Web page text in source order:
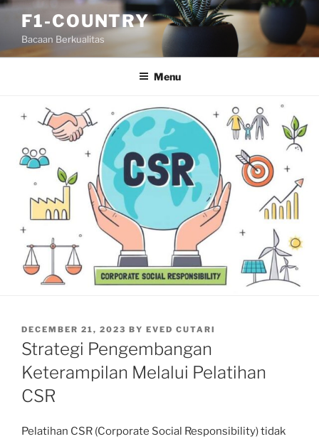
Skip
content
F1-COUNTRY
Bacaan Berkualitas
Menu
POSTED
ON
DECEMBER 21, 2023 BY EVED CUTARI
Strategi Pengembangan
Keterampilan Melalui Pelatihan
CSR
Pelatihan CSR (Corporate Social Responsibility) tidak